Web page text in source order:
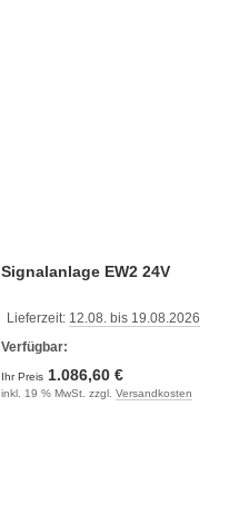
Signalanlage EW2 24V
Lieferzeit: 12.08. bis 19.08.2026
Verfügbar:
Ihr Preis 1.086,60 €
inkl. 19 % MwSt. zzgl. Versandkosten